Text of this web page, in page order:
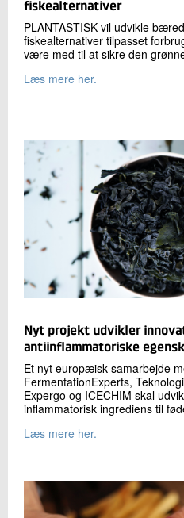
fiskealternativer
PLANTASTISK vil udvikle
fiskealternativer tilpasset
være med til at sikre den
Læs mere her.
Nyt projekt udvikler
antiinflammatoriske
Et nyt europæisk samarbejde
FermentationExperts,
Expergo og ICECHIM skal
inflammatorisk ingrediens til
Læs mere her.